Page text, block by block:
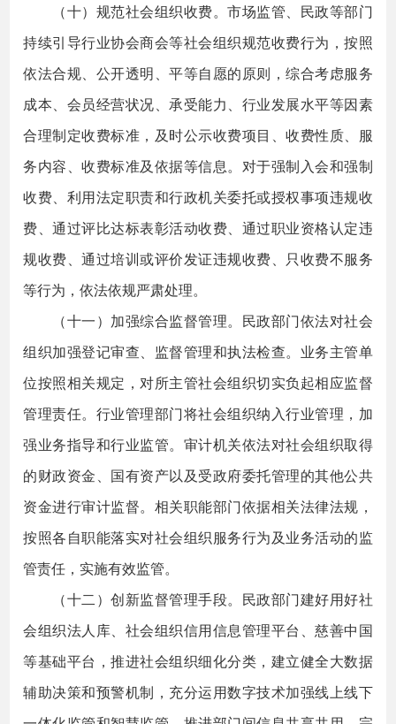
（十）规范社会组织收费。市场监管、民政等部门
持续引导行业协会商会等社会组织规范收费行为，按照
依法合规、公开透明、平等自愿的原则，综合考虑服务
成本、会员经营状况、承受能力、行业发展水平等因素
合理制定收费标准，及时公示收费项目、收费性质、服
务内容、收费标准及依据等信息。对于强制入会和强制
收费、利用法定职责和行政机关委托或授权事项违规收
费、通过评比达标表彰活动收费、通过职业资格认定违
规收费、通过培训或评价发证违规收费、只收费不服务
等行为，依法依规严肃处理。
（十一）加强综合监督管理。民政部门依法对社会
组织加强登记审查、监督管理和执法检查。业务主管单
位按照相关规定，对所主管社会组织切实负起相应监督
管理责任。行业管理部门将社会组织纳入行业管理，加
强业务指导和行业监管。审计机关依法对社会组织取得
的财政资金、国有资产以及受政府委托管理的其他公共
资金进行审计监督。相关职能部门依据相关法律法规，
按照各自职能落实对社会组织服务行为及业务活动的监
管责任，实施有效监管。
（十二）创新监督管理手段。民政部门建好用好社
会组织法人库、社会组织信用信息管理平台、慈善中国
等基础平台，推进社会组织细化分类，建立健全大数据
辅助决策和预警机制，充分运用数字技术加强线上线下